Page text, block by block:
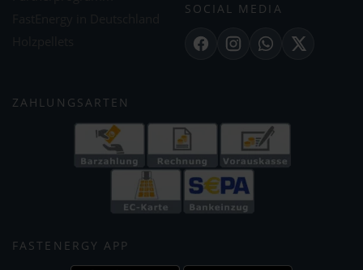
SOCIAL MEDIA
FacebookInstagramWhatsApp
X
ZAHLUNGSARTEN
FASTENERGY APP